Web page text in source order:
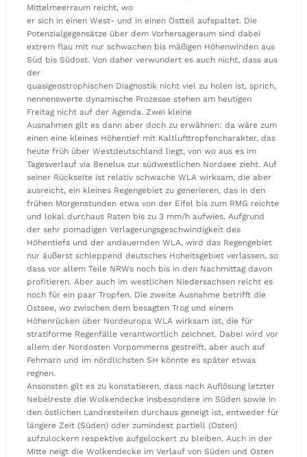
Mittelmeerraum reicht, wo
er sich in einen West- und in einen Ostteil aufspaltet. Die
Potenzialgegensätze über dem Vorhersageraum sind dabei
extrem flau mit nur schwachen bis mäßigen Höhenwinden aus
Süd bis Südost. Von daher verwundert es auch nicht, dass aus
der
quasigeostrophischen Diagnostik nicht viel zu holen ist, sprich,
nennenswerte dynamische Prozesse stehen am heutigen
Freitag nicht auf der Agenda. Zwei kleine
Ausnahmen gilt es dann aber doch zu erwähnen: da wäre zum
einen eine kleines Höhentief mit Kaltlufttropfencharakter, das
heute früh über Westdeutschland liegt, von wo aus es im
Tagesverlauf via Benelux zur südwestlichen Nordsee zieht. Auf
seiner Rückseite ist relativ schwache WLA wirksam, die aber
ausreicht, ein kleines Regengebiet zu generieren, das in den
frühen Morgenstunden etwa von der Eifel bis zum RMG reichte
und lokal durchaus Raten bis zu 3 mm/h aufwies. Aufgrund
der sehr pomadigen Verlagerungsgeschwindigkeit des
Höhentiefs und der andauernden WLA, wird das Regengebiet
nur äußerst schleppend deutsches Hoheitsgebiet verlassen, so
dass vor allem Teile NRWs noch bis in den Nachmittag davon
profitieren. Aber auch im westlichen Niedersachsen reicht es
noch für ein paar Tropfen. Die zweite Ausnahme betrifft die
Ostsee, wo zwischen dem besagten Trog und einem
Höhenrücken über Nordeuropa WLA wirksam ist, die für
stratiforme Regenfälle verantwortlich zeichnet. Dabei wird vor
allem der Nordosten Vorpommerns gestreift, aber auch auf
Fehmarn und im nördlichsten SH könnte es später etwas
regnen.
Ansonsten gilt es zu konstatieren, dass nach Auflösung letzter
Nebelreste die Wolkendecke insbesondere im Süden sowie in
den östlichen Landresteilen durchaus geneigt ist, entweder für
längere Zeit (Süden) oder zumindest partiell (Osten)
aufzulockern respektive aufgelockert zu bleiben. Auch in der
Mitte neigt die Wolkendecke im Verlauf von Süden und Osten